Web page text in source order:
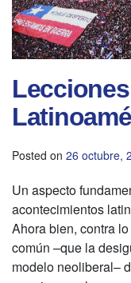
Posted on 26 octubre,
Un aspecto
acontecimientos
Ahora bien, contra
común –que la
modelo neoliberal–